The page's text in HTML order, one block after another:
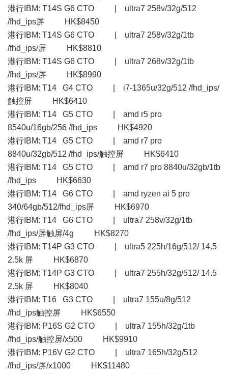
港行IBM: T14S G6 CTO | ultra7 258v/32g/512
/fhd_ips屏 HK$8450
港行IBM: T14S G6 CTO | ultra7 258v/32g/1tb
/fhd_ips/屏 HK$8810
港行IBM: T14S G6 CTO | ultra7 268v/32g/1tb
/fhd_ips/屏 HK$8990
港行IBM: T14 G4 CTO | i7-1365u/32g/512 /fhd_ips/
触控屏 HK$6410
港行IBM: T14 G5 CTO | amd r5 pro
8540u/16gb/256 /fhd_ips HK$4920
港行IBM: T14 G5 CTO | amd r7 pro
8840u/32gb/512 /fhd_ips/触控屏 HK$6410
港行IBM: T14 G5 CTO | amd r7 pro 8840u/32gb/1tb
/fhd_ips HK$6630
港行IBM: T14 G6 CTO | amd ryzen ai 5 pro
340/64gb/512/fhd_ips屏 HK$6970
港行IBM: T14 G6 CTO | ultra7 258v/32g/1tb
/fhd_ips/屏触屏/4g HK$8270
港行IBM: T14P G3 CTO | ultra5 225h/16g/512/ 14.5
2.5k 屏 HK$6870
港行IBM: T14P G3 CTO | ultra7 255h/32g/512/ 14.5
2.5k 屏 HK$8040
港行IBM: T16 G3 CTO | ultra7 155u/8g/512
/fhd_ips触控屏 HK$6550
港行IBM: P16S G2 CTO | ultra7 155h/32g/1tb
/fhd_ips/触控屏/x500 HK$9910
港行IBM: P16V G2 CTO | ultra7 165h/32g/512
/fhd_ips/屏/x1000 HK$11480